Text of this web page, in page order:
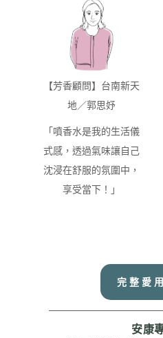
【芳香顧問】台南新天
地／郭思妤
「噴香水是我的生活儀
式感，透過氣味讓自己
沈浸在舒服的氛圍中，
享受當下！」
完整愛
安康